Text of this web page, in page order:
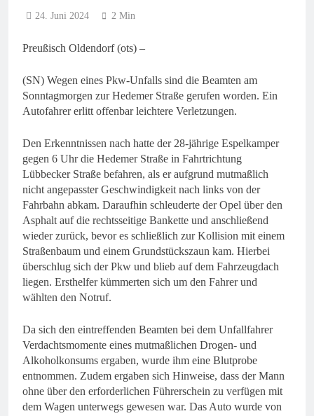
24. Juni 2024 2 Min
Preußisch Oldendorf (ots) –
(SN) Wegen eines Pkw-Unfalls sind die Beamten am
Sonntagmorgen zur Hedemer Straße gerufen worden. Ein
Autofahrer erlitt offenbar leichtere Verletzungen.
Den Erkenntnissen nach hatte der 28-jährige Espelkamper
gegen 6 Uhr die Hedemer Straße in Fahrtrichtung
Lübbecker Straße befahren, als er aufgrund mutmaßlich
nicht angepasster Geschwindigkeit nach links von der
Fahrbahn abkam. Daraufhin schleuderte der Opel über den
Asphalt auf die rechtsseitige Bankette und anschließend
wieder zurück, bevor es schließlich zur Kollision mit einem
Straßenbaum und einem Grundstückszaun kam. Hierbei
überschlug sich der Pkw und blieb auf dem Fahrzeugdach
liegen. Ersthelfer kümmerten sich um den Fahrer und
wählten den Notruf.
Da sich den eintreffenden Beamten bei dem Unfallfahrer
Verdachtsmomente eines mutmaßlichen Drogen- und
Alkoholkonsums ergaben, wurde ihm eine Blutprobe
entnommen. Zudem ergaben sich Hinweise, dass der Mann
ohne über den erforderlichen Führerschein zu verfügen mit
dem Wagen unterwegs gewesen war. Das Auto wurde von